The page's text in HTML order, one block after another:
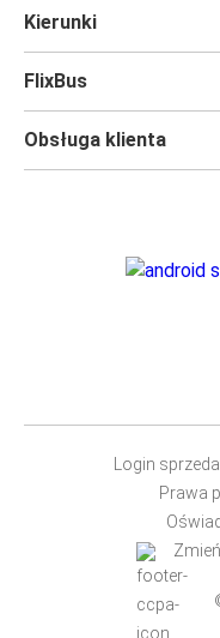
Kierunki
FlixBus
Obsługa klienta
Login
Prawa